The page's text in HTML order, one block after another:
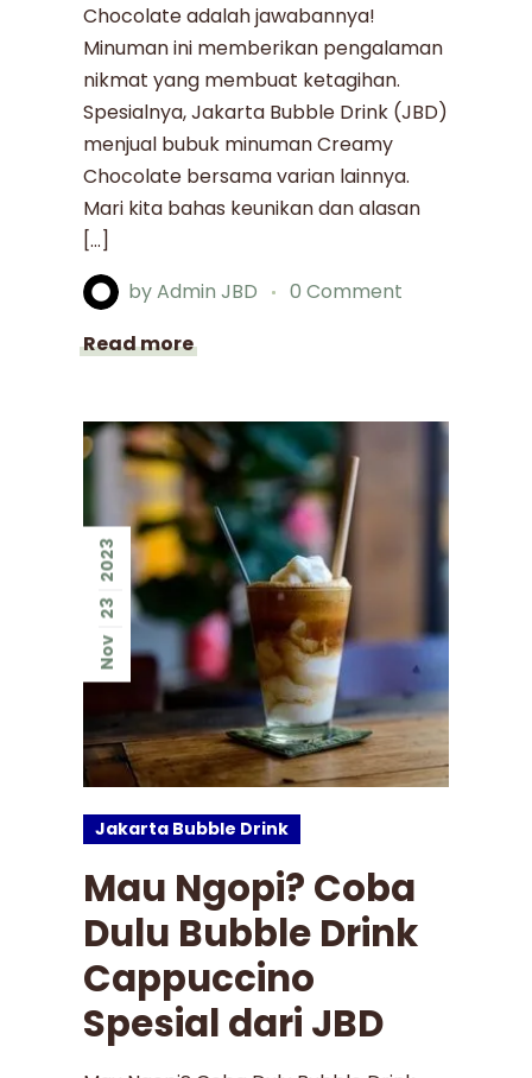
Chocolate adalah jawabannya!
Minuman ini memberikan pengalaman
nikmat yang membuat ketagihan.
Spesialnya, Jakarta Bubble Drink (JBD)
menjual bubuk minuman Creamy
Chocolate bersama varian lainnya.
Mari kita bahas keunikan dan alasan
[…]
byAdmin JBD
0 Comment
Read more
Nov
23
2023
Jakarta Bubble Drink
Mau Ngopi? Coba
Dulu Bubble Drink
Cappuccino
Spesial dari JBD